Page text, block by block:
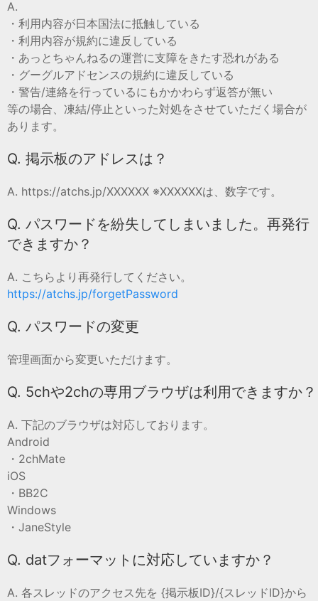
A.
・利用内容が日本国法に抵触している
・利用内容が規約に違反している
・あっとちゃんねるの運営に支障をきたす恐れがある
・グーグルアドセンスの規約に違反している
・警告/連絡を行っているにもかかわらず返答が無い
等の場合、凍結/停止といった対処をさせていただく場合が
あります。
Q. 掲示板のアドレスは？
A. https://atchs.jp/XXXXXX ※XXXXXXは、数字です。
Q. パスワードを紛失してしまいました。再発行
できますか？
A. こちらより再発行してください。
https://atchs.jp/forgetPassword
Q. パスワードの変更
管理画面から変更いただけます。
Q. 5chや2chの専用ブラウザは利用できますか？
A. 下記のブラウザは対応しております。
Android
・2chMate
iOS
・BB2C
Windows
・JaneStyle
Q. datフォーマットに対応していますか？
A. 各スレッドのアクセス先を {掲示板ID}/{スレッドID}から